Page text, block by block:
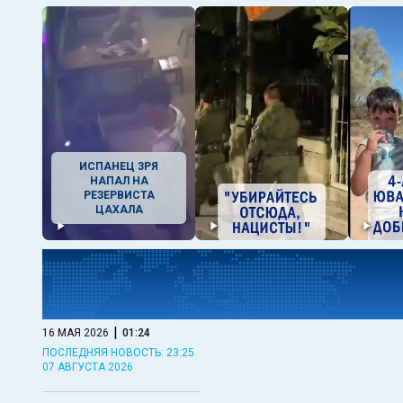
ИСПАНЕЦ ЗРЯ
НАПАЛ НА
РЕЗЕРВИСТА
ЦАХАЛА
16 МАЯ 2026 | 01:24
ПОСЛЕДНЯЯ НОВОСТЬ: 23:25
07 АВГУСТА 2026